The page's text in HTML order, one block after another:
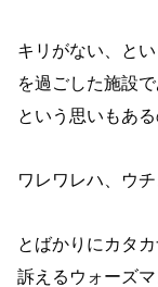
キリがない、と
を過ごした施設
という思いもある
ワレワレハ、ウ
とばかりにカタ
訴えるウォーズマ